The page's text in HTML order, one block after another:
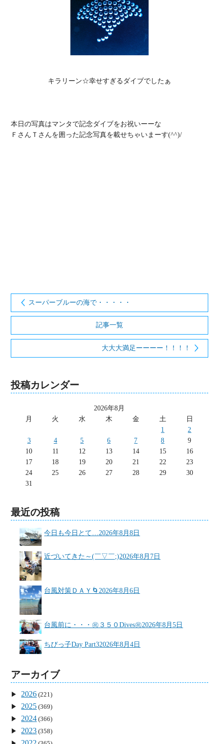
キラリーン☆幸せすぎるダイブでしたぁ
本日の写真はマンタで記念ダイブをお祝いーーな
ＦさんＴさんを囲った記念写真を載せちゃいまーす(^^)/
スーパーブルーの海で・・・・・
記事一覧
大大大満足ーーーー！！！！
投稿カレンダー
2026年8月
月
火 水 木 金 土
日
1
2
3
4 5 6 7 8
9
10
11 12 13 14 15
16
17
18 19 20 21 22
23
24
25 26 27 28 29
30
31
最近の投稿
今日も今日とて… 2026年8月8日
近づいてきた～(￣▽￣;)2026年8月7日
台風対策ＤＡＹ🌀 2026年8月6日
台風前に・・・㊗３５０Dives㊗2026年8月5日
ちびっ子Day Part32026年8月4日
アーカイブ
2026 (221)
2025 (369)
2024 (366)
2023 (358)